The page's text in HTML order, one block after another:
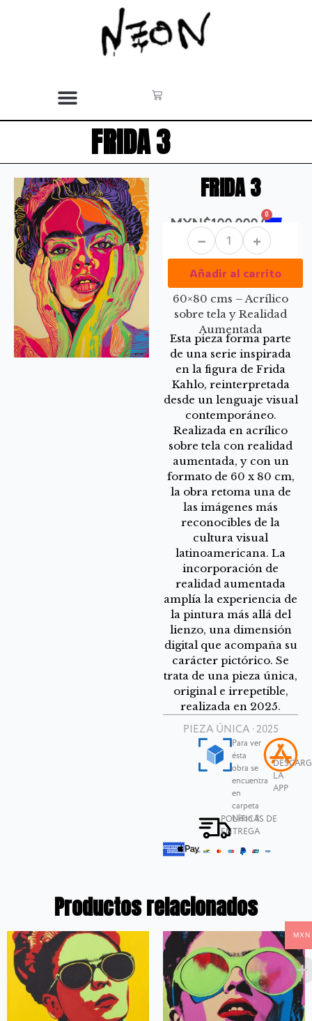
FRIDA 3
FRIDA 3
MXN$100,000.00
0
− +
Añadir al carrito
60×80 cms – Acrílico
sobre tela y Realidad
Aumentada
Esta pieza forma parte
de una serie inspirada
en la figura de Frida
Kahlo, reinterpretada
desde un lenguaje visual
contemporáneo.
Realizada en acrílico
sobre tela con realidad
aumentada, y con un
formato de 60 x 80 cm,
la obra retoma una de
las imágenes más
reconocibles de la
cultura visual
latinoamericana. La
incorporación de
realidad aumentada
amplía la experiencia de
la pintura más allá del
lienzo, una dimensión
digital que acompaña su
carácter pictórico. Se
trata de una pieza única,
original e irrepetible,
realizada en 2025.
PIEZA ÚNICA · 2025
Para ver
ésta
obra se
encuentra
en
carpeta
Neon 3
LA
APP
POLÍTICAS DE
ENTREGA
Productos relacionados
MXN